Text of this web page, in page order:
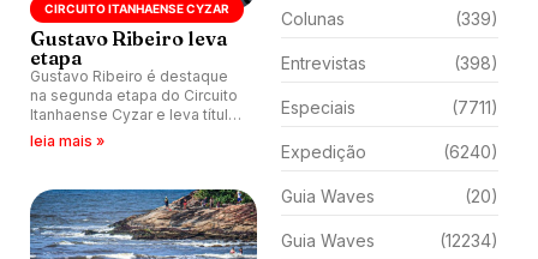
CIRCUITO ITANHAENSE CYZAR
Gustavo Ribeiro leva
etapa
Gustavo Ribeiro é destaque
na segunda etapa do Circuito
Itanhaense Cyzar e leva título
da Open na Praia do Gaivota,
leia mais »
Colunas (339)
Entrevistas (398)
Especiais (7711)
Expedição (6240)
Guia Waves (20)
Guia Waves (12234)